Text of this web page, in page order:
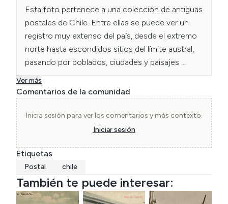
Esta foto pertenece a una colección de antiguas
postales de Chile. Entre ellas se puede ver un
registro muy extenso del país, desde el extremo
norte hasta escondidos sitios del límite austral,
pasando por poblados, ciudades y paisajes
naturales.
Ver más
Comentarios de la comunidad
Inicia sesión para ver los comentarios y más contexto.
Iniciar sesión
Etiquetas
Postal chile
También te puede interesar: